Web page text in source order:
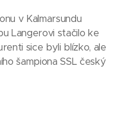
v Kalmarsundu
Langerovi stačilo ke
sice byli blízko, ale
šampiona SSL český